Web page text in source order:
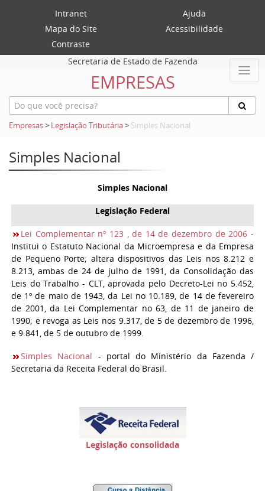
Intranet
Ajuda
Mapa do Site
Acessibilidade
Contraste
Secretaria de Estado de Fazenda
EMPRESAS
Empresas> Legislação Tributária> Simples Nacional
Simples Nacional
Simples Nacional
Legislação Federal
Lei Complementar nº 123 , de 14 de dezembro de 2006 -
Institui o Estatuto Nacional da Microempresa e da Empresa
de Pequeno Porte; altera dispositivos das Leis nos 8.212 e
8.213, ambas de 24 de julho de 1991, da Consolidação das
Leis do Trabalho - CLT, aprovada pelo Decreto-Lei no 5.452,
de 1º de maio de 1943, da Lei no 10.189, de 14 de fevereiro
de 2001, da Lei Complementar no 63, de 11 de janeiro de
1990; e revoga as Leis nos 9.317, de 5 de dezembro de 1996,
e 9.841, de 5 de outubro de 1999.
Simples Nacional - portal do Ministério da Fazenda /
Secretaria da Receita Federal do Brasil.
Legislação consolidada